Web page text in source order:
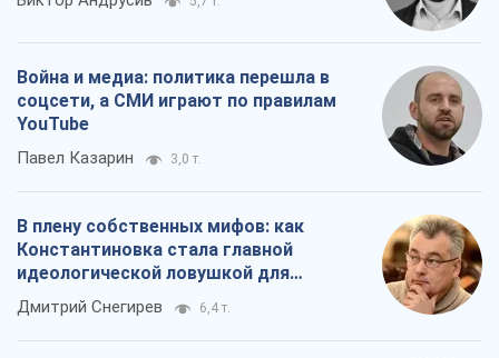
Война и медиа: политика перешла в
соцсети, а СМИ играют по правилам
YouTube
Павел Казарин 3,0 т.
В плену собственных мифов: как
Константиновка стала главной
идеологической ловушкой для
российских оккупантов
Дмитрий Снегирев 6,4 т.